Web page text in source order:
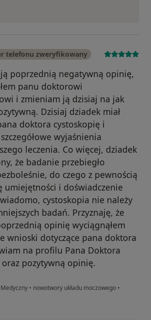
telefonu zweryfikowany
poprzednią negatywną opinię,
panu doktorowi
i zmieniam ją dzisiaj na jak
Dzisiaj dziadek miał
doktora cystoskopię i
wyjaśnienia
leczenia. Co więcej, dziadek
że badanie przebiegło
do czego z pewnością
umiejętności i doświadczenie
cystoskopia nie należy
badań. Przyznaję, że
opinię wyciągnąłem
wnioski dotyczące pana doktora
na profilu Pana Doktora
pozytywną opinię.
• nowotwory układu moczowego •